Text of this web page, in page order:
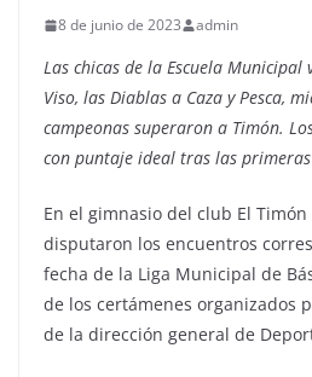
8 de junio de 2023 admin
Las chicas de la Escuela
Viso, las Diablas a Caza y Pesca,
campeonas superaron a Timón.
con puntaje ideal tras las primeras
En el gimnasio del club El Timón
disputaron los encuentros
fecha de la Liga Municipal de
de los certámenes organizados
de la dirección general de